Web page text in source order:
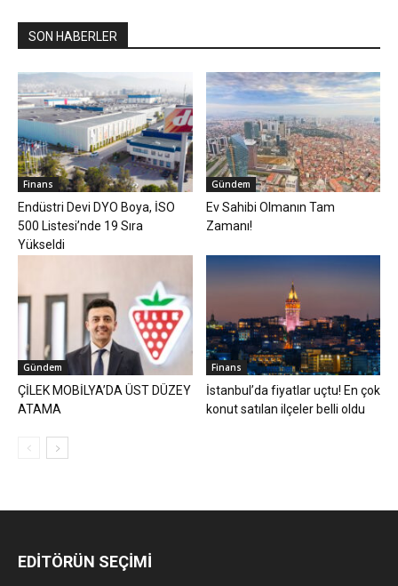
SON HABERLER
Finans
Endüstri Devi DYO Boya, İSO
500 Listesi’nde 19 Sıra
Yükseldi
Gündem
Ev Sahibi Olmanın Tam
Zamanı!
Gündem
ÇİLEK MOBİLYA’DA ÜST DÜZEY
ATAMA
Finans
İstanbul’da fiyatlar uçtu! En çok
konut satılan ilçeler belli oldu
EDİTÖRÜN SEÇİMİ